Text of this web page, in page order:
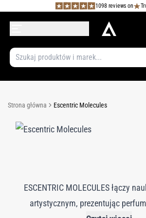
1098 reviews on
Strona główna Escentric Molecules
ESCENTRIC MOLECULES łączy
artystycznym, prezentując